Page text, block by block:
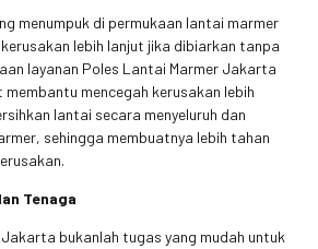
menumpuk di permukaan lantai marmer
lebih lanjut jika dibiarkan tanpa
layanan Poles Lantai Marmer Jakarta
mencegah kerusakan lebih
lantai secara menyeluruh dan
sehingga membuatnya lebih tahan
Tenaga
bukanlah tugas yang mudah untuk